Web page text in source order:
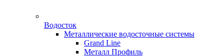
Водосток
Металлические водосточные системы
Grand Line
Металл Профиль